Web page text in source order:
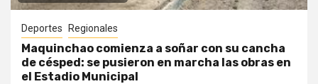
Deportes Regionales
Maquinchao comienza a soñar con su cancha
de césped: se pusieron en marcha las obras en
el Estadio Municipal